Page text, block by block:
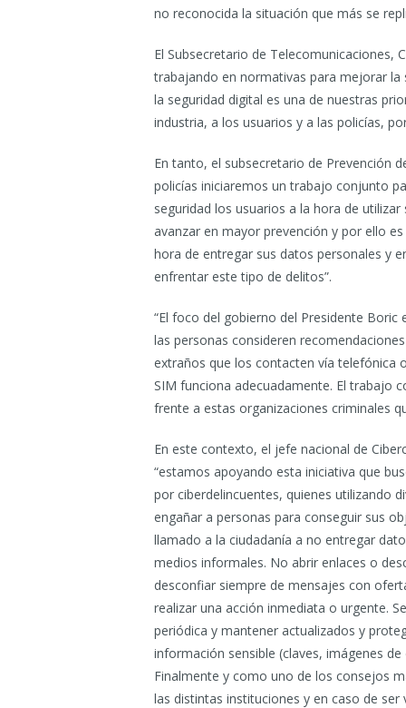
no reconocida la situación que más se
El Subsecretario de Telecomunicaciones,
trabajando en normativas para mejorar
la seguridad digital es una de nuestras
industria, a los usuarios y a las policías,
En tanto, el subsecretario de Prevención
policías iniciaremos un trabajo conjunto
seguridad los usuarios a la hora de
avanzar en mayor prevención y por ello
hora de entregar sus datos personales y
enfrentar este tipo de delitos”.
“El foco del gobierno del Presidente
las personas consideren
extraños que los contacten vía telefónica
SIM funciona adecuadamente. El trabajo
frente a estas organizaciones criminales
En este contexto, el jefe nacional de
“estamos apoyando esta iniciativa que
por ciberdelincuentes, quienes utilizando
engañar a personas para conseguir sus
llamado a la ciudadanía a no entregar
medios informales. No abrir enlaces o
desconfiar siempre de mensajes con
realizar una acción inmediata o urgente.
periódica y mantener actualizados y
información sensible (claves, imágenes
Finalmente y como uno de los consejos
las distintas instituciones y en caso de